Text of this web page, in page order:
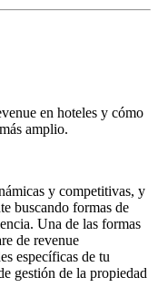
en hoteles y cómo
amplio.
y competitivas, y
buscando formas de
Una de las formas
de revenue
específicas de tu
gestión de la propiedad